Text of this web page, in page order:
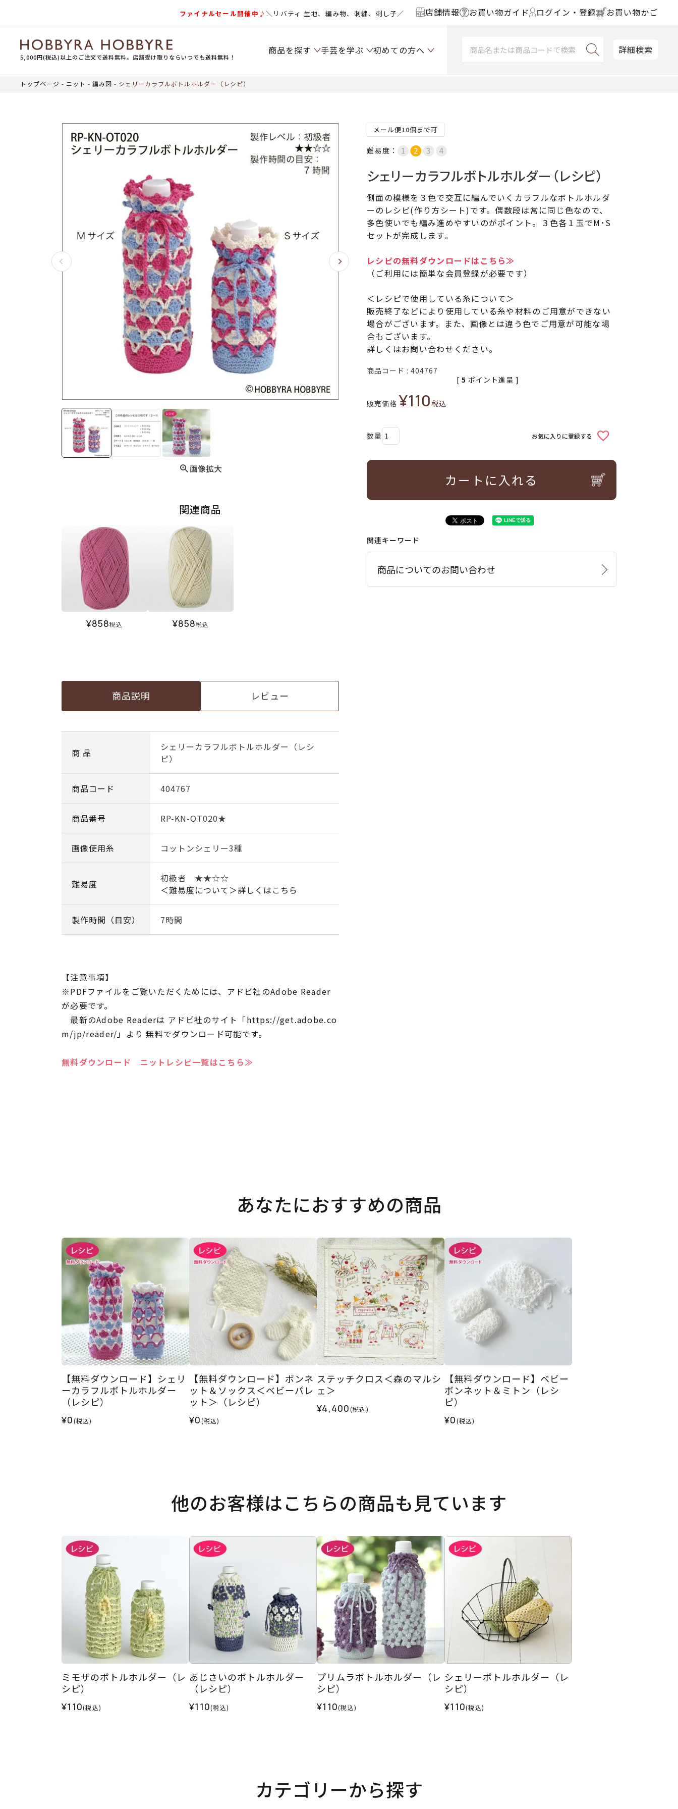
ファイナルセール開催中♪＼リバティ 生地、編み物、刺繍、刺し子／ 店舗情報 お買い物ガイド ログイン・登録 お買い物かご
5,000円(税込)以上のご注文で送料無料。店舗受け取りならいつでも送料無料！
商品を探す 手芸を学ぶ 初めての方へ 詳細検索
トップページ ニット 編み図 シェリーカラフルボトルホルダー（レシピ）
画像拡大
関連商品
¥858税込 ¥858税込
商品説明 レビュー
商 品
シェリーカラフルボトルホルダー（レシ
ピ）
商品コード 404767
商品番号 RP-KN-OT020★
画像使用糸 コットンシェリー3種
難易度
初級者 ★★☆☆
＜難易度について＞詳しくはこちら
製作時間（目安） 7時間
【注意事項】
※PDFファイルをご覧いただくためには、アドビ社のAdobe Reader
が必要です。
最新のAdobe Readerは アドビ社のサイト「https://get.adobe.co
m/jp/reader/」より 無料でダウンロード可能です。
無料ダウンロード ニットレシピ一覧はこちら≫
メール便10個まで可
難易度：
シェリーカラフルボトルホルダー（レシピ）
側面の模様を３色で交互に編んでいくカラフルなボトルホルダ
ーのレシピ(作り方シート)です。偶数段は常に同じ色なので、
多色使いでも編み進めやすいのがポイント。３色各１玉でM･S
セットが完成します。
レシピの無料ダウンロードはこちら≫
（ご利用には簡単な会員登録が必要です）
＜レシピで使用している糸について＞
販売終了などにより使用している糸や材料のご用意ができない
場合がございます。また、画像とは違う色でご用意が可能な場
合もございます。
詳しくはお問い合わせください。
商品コード 404767
販売価格 ¥110税込
[ 5 ポイント進呈 ]
お気に入りに登録する
カートに入れる
関連キーワード
商品についてのお問い合わせ
あなたにおすすめの商品
【無料ダウンロード】シェリ
ーカラフルボトルホルダー
（レシピ）
¥0(税込)
【無料ダウンロード】ボンネ
ット＆ソックス＜ベビーパレ
ット＞（レシピ）
¥0(税込)
ステッチクロス＜森のマルシ
ェ＞
¥4,400(税込)
【無料ダウンロード】ベビー
ボンネット＆ミトン（レシ
ピ）
¥0(税込)
他のお客様はこちらの商品も見ています
ミモザのボトルホルダー（レ
シピ）
¥110(税込)
あじさいのボトルホルダー
（レシピ）
¥110(税込)
プリムラボトルホルダー（レ
シピ）
¥110(税込)
シェリーボトルホルダー（レ
シピ）
¥110(税込)
カテゴリーから探す